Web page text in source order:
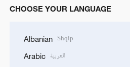
CHOOSE YOUR LANGUAGE
Albanian Shqip
Arabic العربية